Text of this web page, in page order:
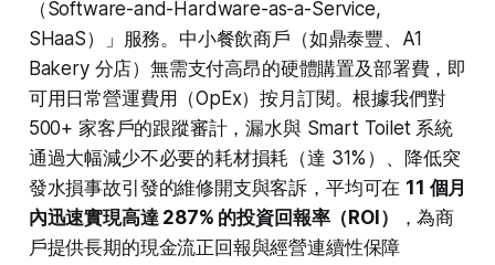
（Software-and-Hardware-as-a-Service,
SHaaS）」服務。中小餐飲商戶（如鼎泰豐、A1
Bakery 分店）無需支付高昂的硬體購置及部署費，即
可用日常營運費用（OpEx）按月訂閱。根據我們對
500+ 家客戶的跟蹤審計，漏水與 Smart Toilet 系統
通過大幅減少不必要的耗材損耗（達 31%）、降低突
發水損事故引發的維修開支與客訴，平均可在 11 個月
內迅速實現高達 287% 的投資回報率（ROI）
，為商
戶提供長期的現金流正回報與經營連續性保障